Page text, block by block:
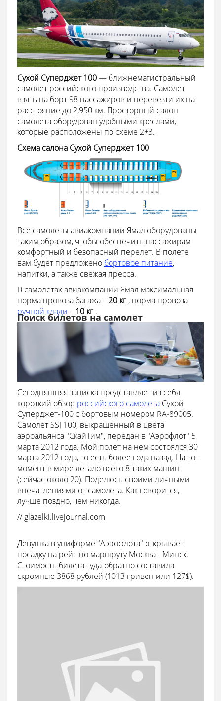
Сухой Суперджет 100— ближнемагистральный
самолет российского производства. Самолет
взять на борт 98 пассажиров и перевезти их на
расстояние до 2,950 км. Просторный салон
самолета оборудован удобными креслами,
которые расположены по схеме 2+3.
Схема салона Сухой Суперджет 100
Все самолеты авиакомпании Ямал оборудованы
таким образом, чтобы обеспечить пассажирам
комфортный и безопасный перелет. В полете
вам будет предложено бортовое питание,
напитки, а также свежая пресса.
В самолетах авиакомпании Ямал максимальная
норма провоза багажа –20 кг , норма провоза
ручной клади – 10 кг .
Поиск билетов на самолет
Сегодняшняя записка представляет из себя
короткий обзор российского самолета Сухой
Суперджет-100 с бортовым номером RA-89005.
Самолет SSJ 100, выкрашенный в цвета
аэроальянса "СкайТим", передан в "Аэрофлот" 5
марта 2012 года. Мой полет на нем состоялся 30
марта 2012 года, то есть более года назад. На тот
момент в мире летало всего 8 таких машин
(сейчас около 20). Поделюсь своими личными
впечатлениями от самолета. Как говорится,
лучше поздно, чем никогда.
// glazelki.livejournal.com
Девушка в униформе "Аэрофлота" открывает
посадку на рейс по маршруту Москва - Минск.
Стоимость билета туда-обратно составила
скромные 3868 рублей (1013 гривен или 127$).